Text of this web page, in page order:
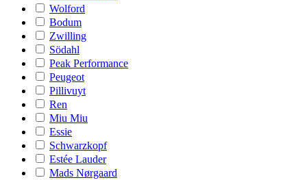
Wolford
Bodum
Zwilling
Södahl
Peak Performance
Peugeot
Pillivuyt
Ren
Miu Miu
Essie
Schwarzkopf
Estée Lauder
Mads Nørgaard